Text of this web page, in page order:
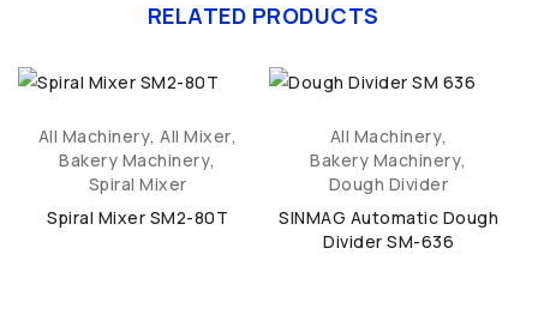
RELATED PRODUCTS
All Machinery,All Mixer,
Bakery Machinery,
Spiral Mixer
Spiral Mixer SM2-80T
All Machinery,
Bakery Machinery,
Dough Divider
SINMAG Automatic Dough
Divider SM-636